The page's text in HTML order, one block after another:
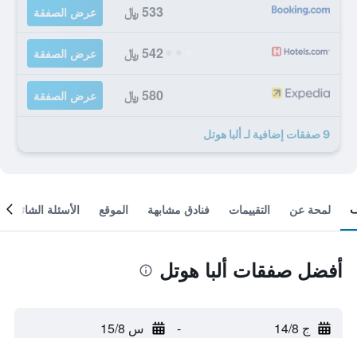
533 ﷼ عرض الصفقة
542 ﷼ عرض الصفقة
580 ﷼ عرض الصفقة
9 صفقات إضافية لـ ألبا هوتل
لمحة عن التقييمات فنادق مشابهة الموقع الأسئلة الشائعة
أفضل صفقات ألبا هوتل
ج 14/8 - س 15/8